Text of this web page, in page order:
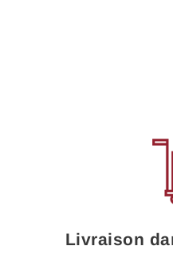
Livraison